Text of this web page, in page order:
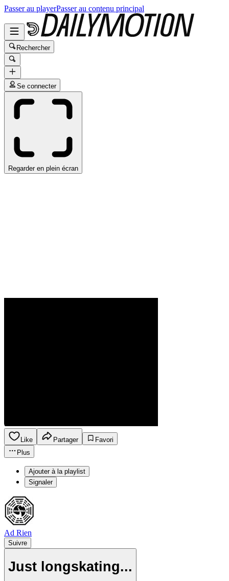
Passer au playerPasser au contenu principal
Rechercher
Se connecter
Regarder en plein écran
Like Partager
Favori
Plus
Ajouter à la playlist
Signaler
Ad Rien
Suivre
Just longskating...